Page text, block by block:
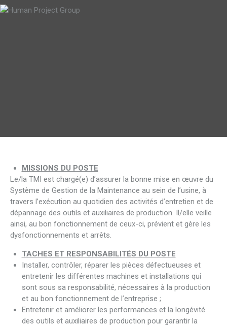
MISSIONS DU POSTE
Le/la TMI est chargé(e) d’assurer la bonne mise en œuvre du
Système de Gestion de la Maintenance au sein de l’usine, à
travers l’exécution au quotidien des activités d’entretien et de
dépannage des outils et auxiliaires de production. Il/elle veille
ainsi, au bon fonctionnement de ceux-ci, prévient et gère les
dysfonctionnements et arrêts.
TACHES ET RESPONSABILITÉS DU POSTE
Installer, contrôler, réparer les pièces défectueuses et
entretenir les différentes machines et installations qui
sont sous sa responsabilité, nécessaires à la production
et au bon fonctionnement de l’entreprise ;
Entretenir et améliorer les performances et la longévité
des outils et auxiliaires de production pour garantir la